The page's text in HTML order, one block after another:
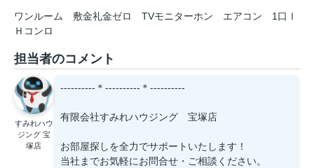
ワンルーム 敷金礼金ゼロ TVモニターホン エアコン
1口Ｉ
Ｈコンロ
担当者のコメント
すみれハウ
ジング 宝
塚店
----------＊----------＊----------
有限会社すみれハウジング 宝塚店
お部屋探しを全力でサポートいたします！
当社までお気軽にお問合せ・ご相談ください。